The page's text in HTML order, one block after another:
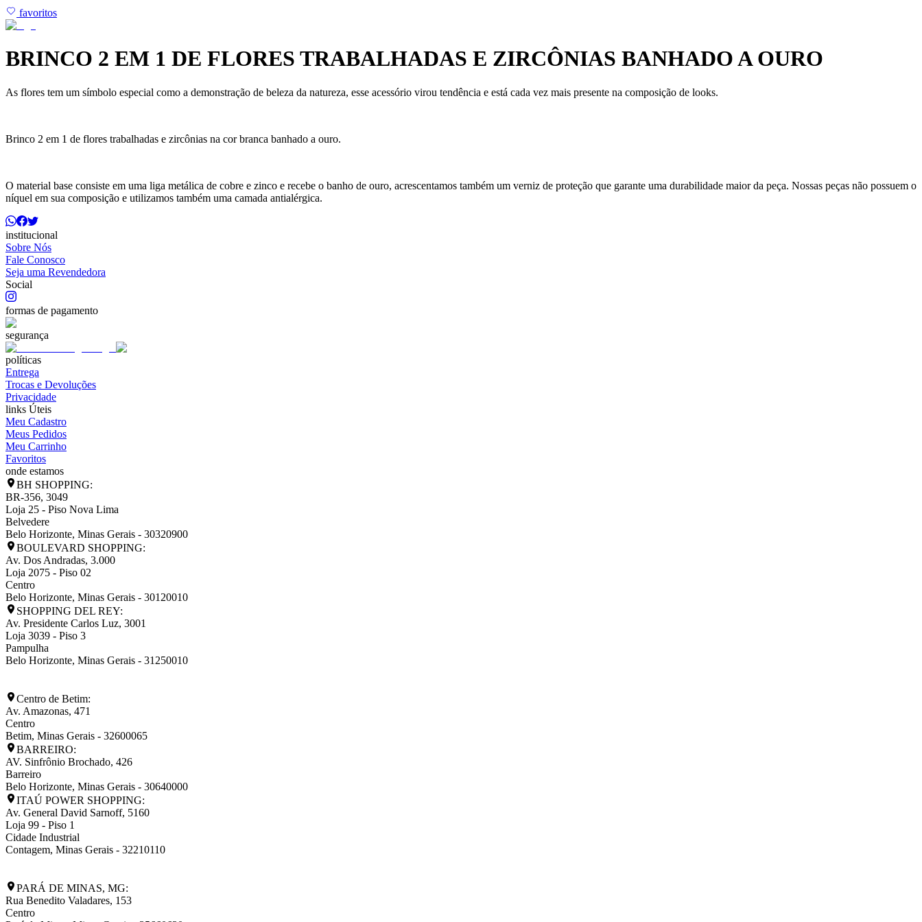
favoritos
BRINCO 2 EM 1 DE FLORES TRABALHADAS E ZIRCÔNIAS BANHADO A OURO
As flores tem um símbolo especial como a demonstração de beleza da natureza, esse acessório virou tendência e está cada vez mais presente na composição de looks.
Brinco 2 em 1 de flores trabalhadas e zircônias na cor branca banhado a ouro.
O material base consiste em uma liga metálica de cobre e zinco e recebe o banho de ouro, acrescentamos também um verniz de proteção que garante uma durabilidade maior da peça. Nossas peças não possuem o
níquel em sua composição e utilizamos também uma camada antialérgica.
institucional
Sobre Nós
Fale Conosco
Seja uma Revendedora
Social
formas de pagamento
segurança
políticas
Entrega
Trocas e Devoluções
Privacidade
links Úteis
Meu Cadastro
Meus Pedidos
Meu Carrinho
Favoritos
onde estamos
BH SHOPPING:
BR-356, 3049
Loja 25 - Piso Nova Lima
Belvedere
Belo Horizonte, Minas Gerais - 30320900
BOULEVARD SHOPPING:
Av. Dos Andradas, 3.000
Loja 2075 - Piso 02
Centro
Belo Horizonte, Minas Gerais - 30120010
SHOPPING DEL REY:
Av. Presidente Carlos Luz, 3001
Loja 3039 - Piso 3
Pampulha
Belo Horizonte, Minas Gerais - 31250010
Centro de Betim:
Av. Amazonas, 471
Centro
Betim, Minas Gerais - 32600065
BARREIRO:
AV. Sinfrônio Brochado, 426
Barreiro
Belo Horizonte, Minas Gerais - 30640000
ITAÚ POWER SHOPPING:
Av. General David Sarnoff, 5160
Loja 99 - Piso 1
Cidade Industrial
Contagem, Minas Gerais - 32210110
PARÁ DE MINAS, MG:
Rua Benedito Valadares, 153
Centro